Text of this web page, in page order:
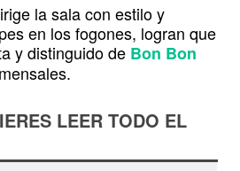
la sala con estilo y
en los fogones, logran que
y distinguido de Bon Bon
LEER TODO EL